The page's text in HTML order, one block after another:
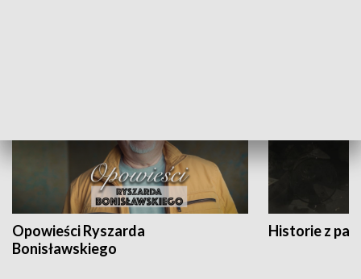
Opowieści Ryszarda
Bonisławskiego
Historie z